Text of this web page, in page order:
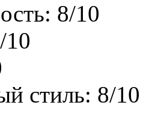
8/10
10
стиль: 8/10